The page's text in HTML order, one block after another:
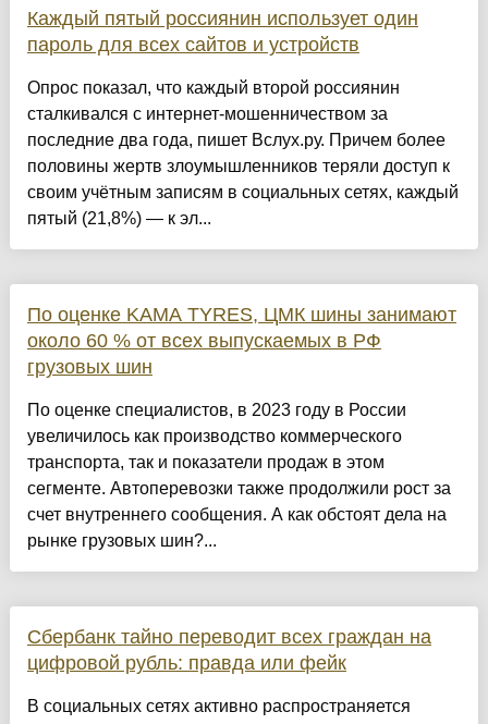
Каждый пятый россиянин использует один
пароль для всех сайтов и устройств
Опрос показал, что каждый второй россиянин
сталкивался с интернет-мошенничеством за
последние два года, пишет Вслух.ру. Причем более
половины жертв злоумышленников теряли доступ к
своим учётным записям в социальных сетях, каждый
пятый (21,8%) — к эл...
По оценке KAMA TYRES, ЦМК шины занимают
около 60 % от всех выпускаемых в РФ
грузовых шин
По оценке специалистов, в 2023 году в России
увеличилось как производство коммерческого
транспорта, так и показатели продаж в этом
сегменте. Автоперевозки также продолжили рост за
счет внутреннего сообщения. А как обстоят дела на
рынке грузовых шин?...
Сбербанк тайно переводит всех граждан на
цифровой рубль: правда или фейк
В социальных сетях активно распространяется